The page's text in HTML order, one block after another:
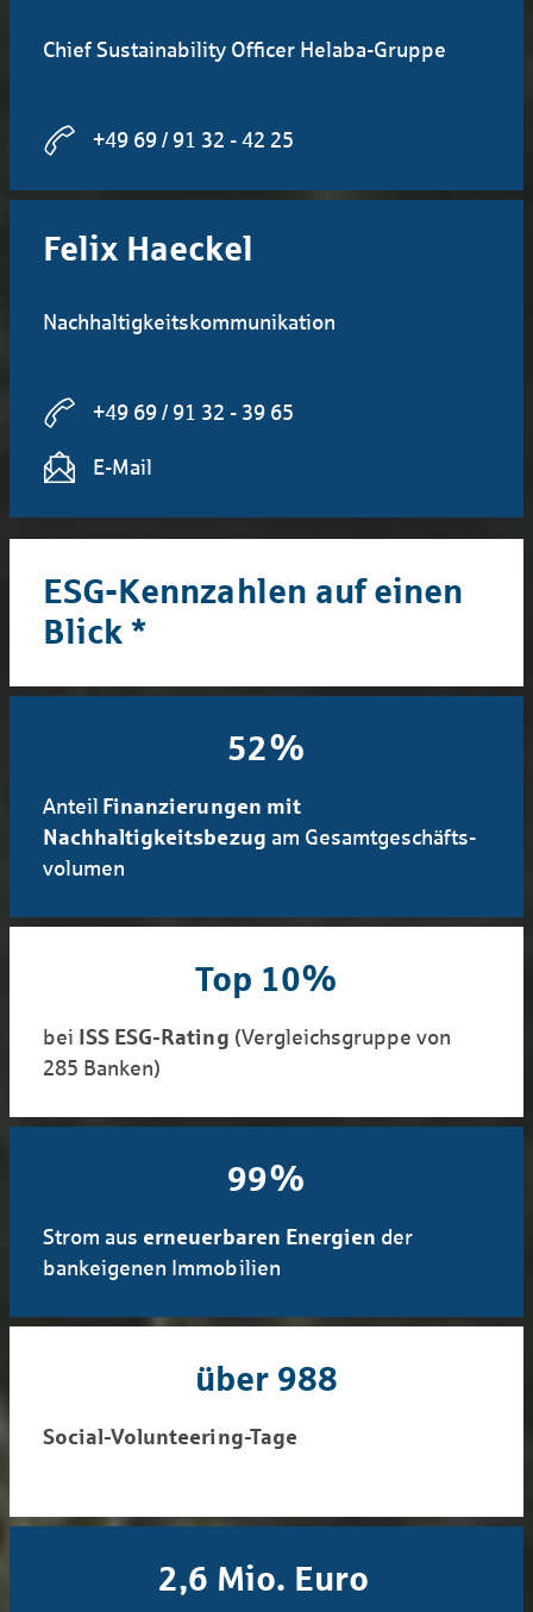
Chief Sustainability Officer Helaba-Gruppe
+49 69 / 91 32 - 42 25
Felix Haeckel
Nachhaltigkeitskommunikation
+49 69 / 91 32 - 39 65
E-Mail
ESG-Kennzahlen auf einen
Blick *
52%
Anteil Finan­zierungen mit
Nachhaltigkeitsbezug am Gesamt­geschäfts­
volumen
Top 10%
bei ISS ESG-Rating (Vergleichsgruppe von
285 Banken)
100%
Strom aus erneuerbaren Energien der
bankeigenen Immobilien
über 1.000
Social-Volunteering-Tage
2,6 Mio. Euro